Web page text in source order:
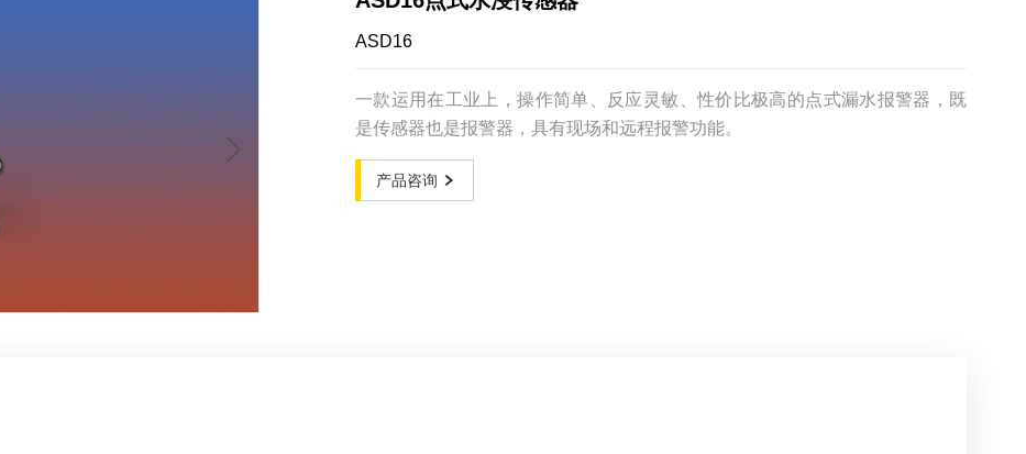
ASD16
一款运用在工业上，操作简单、反应灵敏、性价比极高的点式漏水报警器，既
是传感器也是报警器，具有现场和远程报警功能。
产品咨询